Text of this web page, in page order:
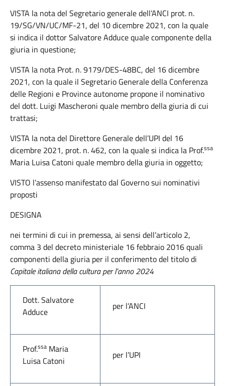
VISTA la nota del Segretario generale dell’ANCI prot. n.
19/SG/VN/UC/MF-21, del 10 dicembre 2021, con la quale
si indica il dottor Salvatore Adduce quale componente della
giuria in questione;
VISTA la nota Prot. n. 9179/DES-48BC, del 16 dicembre
2021, con la quale il Segretario Generale della Conferenza
delle Regioni e Province autonome propone il nominativo
del dott. Luigi Mascheroni quale membro della giuria di cui
trattasi;
VISTA la nota del Direttore Generale dell’UPI del 16
dicembre 2021, prot. n. 462, con la quale si indica la Prof.ssa
Maria Luisa Catoni quale membro della giuria in oggetto;
VISTO l’assenso manifestato dal Governo sui nominativi
proposti
DESIGNA
nei termini di cui in premessa, ai sensi dell’articolo 2,
comma 3 del decreto ministeriale 16 febbraio 2016 quali
componenti della giuria per il conferimento del titolo di
Capitale italiana della cultura per l’anno 2024
Dott. Salvatore
Adduce
per l’ANCI
Prof.ssa Maria
Luisa Catoni
per l’UPI